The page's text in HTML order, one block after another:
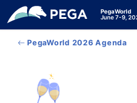
メインコンテンツに飛ぶPegaWorld
June 7-9,
PegaWorld 2026 Agenda